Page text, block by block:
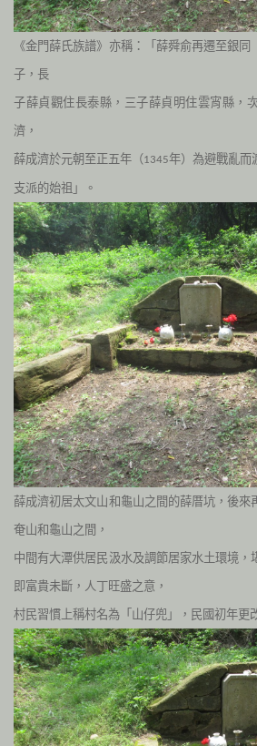
《金門薛氏族譜》亦稱：「薛舜俞再遷至銀
子，長
子薛貞觀住長泰縣，三子薛貞明住雲宵縣，
濟，
薛成濟於元朝至正五年（1345年）為避戰亂而
支派的始祖」。
薛成濟初居太文山和龜山之間的薛厝坑，後
奄山和龜山之間，
中間有大潭供居民汲水及調節居家水土環境，
即富貴未斷，人丁旺盛之意，
村民習慣上稱村名為「山仔兜」，民國初年更